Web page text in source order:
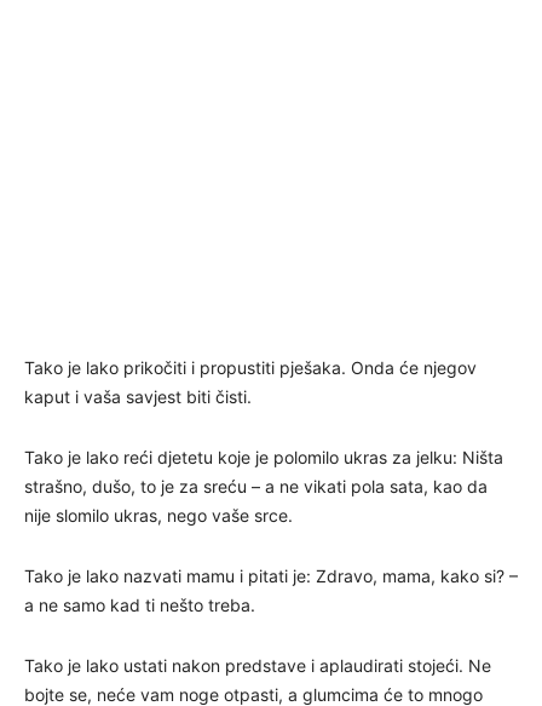
Tako je lako prikočiti i propustiti pješaka. Onda će njegov
kaput i vaša savjest biti čisti.
Tako je lako reći djetetu koje je polomilo ukras za jelku: Ništa
strašno, dušo, to je za sreću – a ne vikati pola sata, kao da
nije slomilo ukras, nego vaše srce.
Tako je lako nazvati mamu i pitati je: Zdravo, mama, kako si? –
a ne samo kad ti nešto treba.
Tako je lako ustati nakon predstave i aplaudirati stojeći. Ne
bojte se, neće vam noge otpasti, a glumcima će to mnogo